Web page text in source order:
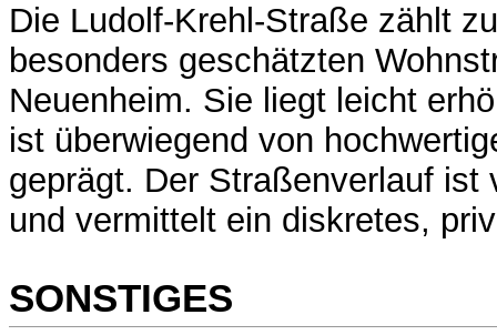
Die Ludolf-Krehl-Straße zählt
besonders geschätzten
Neuenheim. Sie liegt leicht
ist überwiegend von
geprägt. Der Straßenverlauf ist
und vermittelt ein diskretes,
SONSTIGES